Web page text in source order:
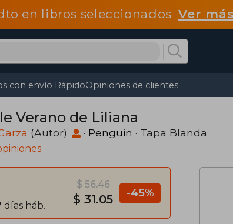
en libros seleccionadosVer más
con envío RápidoOpiniones de clientes
Verano de Liliana
(Autor) · Penguin · Tapa Blanda
días háb.
$ 56.46
$ 31.05 -45%